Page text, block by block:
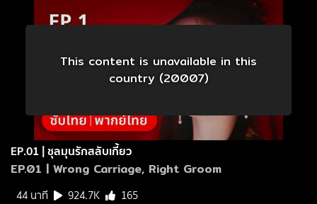
This content is unavailable in this
country (20007)
EP.01 | ชุลมุนรักสลับเกี้ยว
EP.01 | Wrong Carriage, Right Groom
44 นาที 924.7K
165